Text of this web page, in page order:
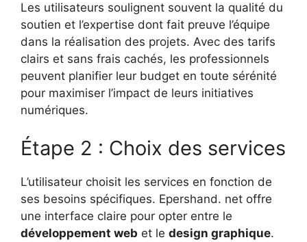
Les utilisateurs soulignent souvent la qualité du
soutien et l’expertise dont fait preuve l’équipe
dans la réalisation des projets. Avec des tarifs
clairs et sans frais cachés, les professionnels
peuvent planifier leur budget en toute sérénité
pour maximiser l’impact de leurs initiatives
numériques.
Étape 2 : Choix des services
L’utilisateur choisit les services en fonction de
ses besoins spécifiques. Epershand. net offre
une interface claire pour opter entre le
développement web et le design graphique.